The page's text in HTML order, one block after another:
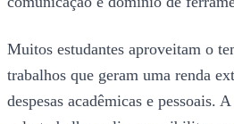
Muitos estudantes aproveitam o
trabalhos que geram uma renda
despesas acadêmicas e pessoais.